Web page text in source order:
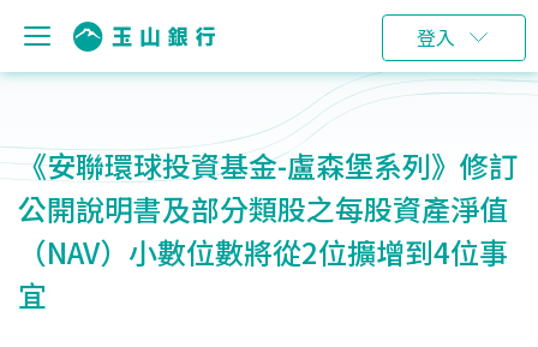
登入
《安聯環球投資基金-盧森堡系列》修訂
公開說明書及部分類股之每股資產淨值
（NAV）小數位數將從2位擴增到4位事
宜